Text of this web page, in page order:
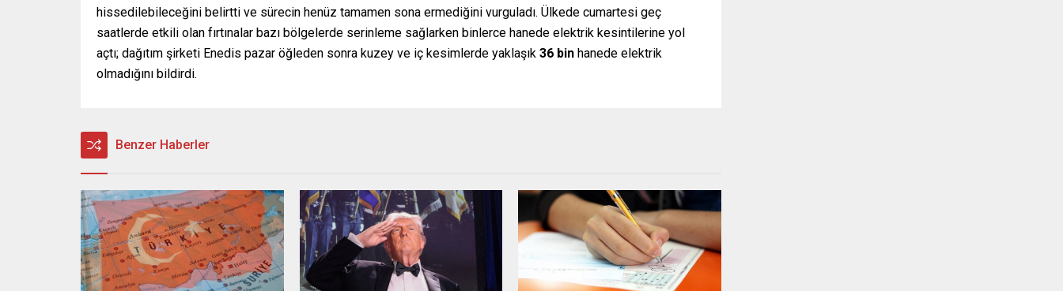
hissedilebileceğini belirtti ve sürecin henüz tamamen sona ermediğini vurguladı. Ülkede cumartesi geç
saatlerde etkili olan fırtınalar bazı bölgelerde serinleme sağlarken binlerce hanede elektrik kesintilerine yol
açtı; dağıtım şirketi Enedis pazar öğleden sonra kuzey ve iç kesimlerde yaklaşık 36 bin hanede elektrik
olmadığını bildirdi.
Benzer Haberler